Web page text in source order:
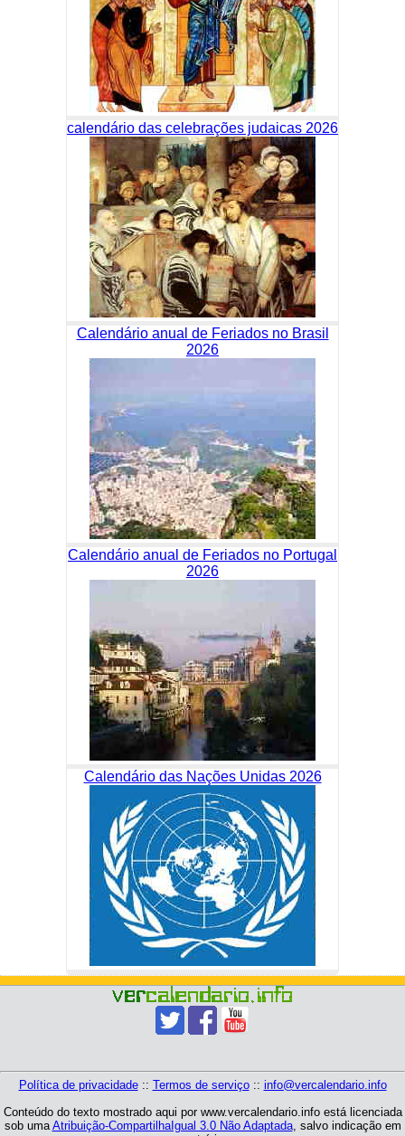
calendário das celebrações judaicas 2026
Calendário anual de Feriados no Brasil
2026
Calendário anual de Feriados no Portugal
2026
Calendário das Nações Unidas 2026
Política de privacidade:: Termos de serviço:: info@vercalendario.info
Conteúdo do texto mostrado aqui por www.vercalendario.info está licenciada
sob umaAtribuição-CompartilhaIgual 3.0 Não Adaptada, salvo indicação em